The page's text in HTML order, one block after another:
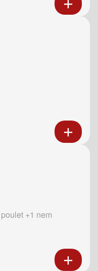
+1 nem